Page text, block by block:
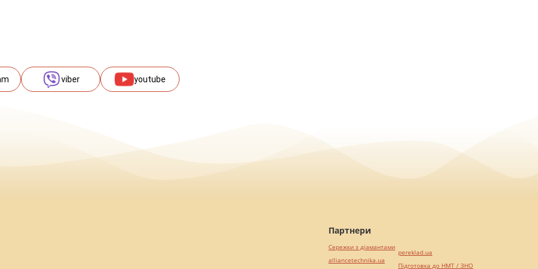
viber youtube
Партнери
Сережки з діамантами
alliancetechnika.ua
pereklad.ua
Підготовка до НМТ / ЗНО